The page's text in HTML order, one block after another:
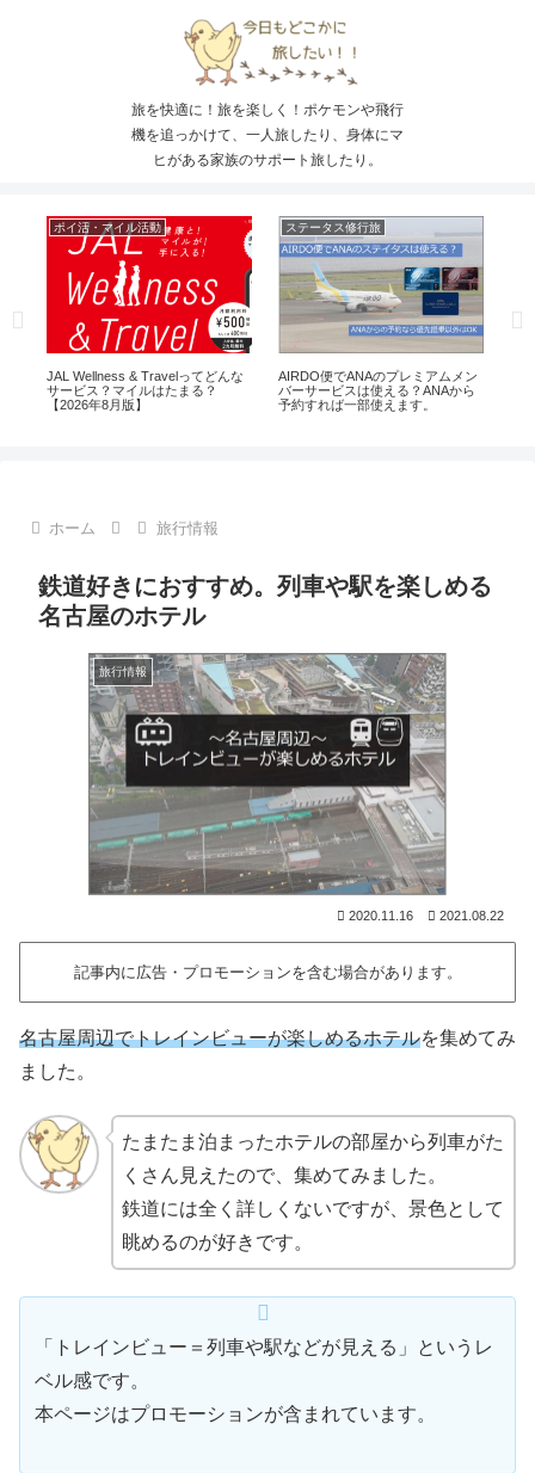
旅を快適に！旅を楽しく！ポケモンや飛行
機を追っかけて、一人旅したり、身体にマ
ヒがある家族のサポート旅したり。
ポイ活・マイル活動
JAL Wellness & Travelってどんな
サービス？マイルはたまる？
【2026年8月版】
ステータス修行旅
AIRDO便でANAのプレミアムメン
バーサービスは使える？ANAから
予約すれば一部使えます。
ホーム 旅行情報
鉄道好きにおすすめ。列車や駅を楽しめる
名古屋のホテル
旅行情報
2020.11.16 2021.08.22
記事内に広告・プロモーションを含む場合があります。
名古屋周辺でトレインビューが楽しめるホテルを集めてみ
ました。
たまたま泊まったホテルの部屋から列車がた
くさん見えたので、集めてみました。
鉄道には全く詳しくないですが、景色として
眺めるのが好きです。
「トレインビュー＝列車や駅などが見える」というレ
ベル感です。
本ページはプロモーションが含まれています。